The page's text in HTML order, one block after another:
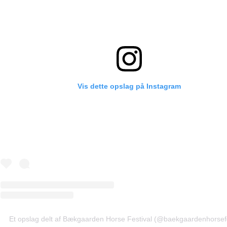
Vis dette opslag på Instagram
Et opslag delt af Bækgaarden Horse Festival